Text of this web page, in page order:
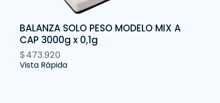
BALANZA SOLO PESO MODELO MIX A
CAP 3000g x 0,1g
$473.920
Vista Rápida